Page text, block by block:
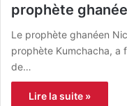
prophète
Le prophète ghanéen
prophète Kumchacha, a
de…
Lire la suite »